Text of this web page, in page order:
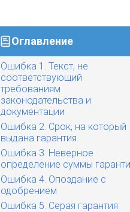
Оглавление
Ошибка 1. Текст, не
соответствующий
требованиям
законодательства и
документации
Ошибка 2. Срок, на который
выдана гарантия
Ошибка 3. Неверное
определение суммы
Ошибка 4. Опоздание с
одобрением
Ошибка 5. Серая гарантия